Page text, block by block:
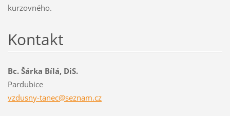
kurzovného.
Kontakt
Bc. Šárka Bílá, DiS.
Pardubice
vzdusny-tanec@seznam.cz